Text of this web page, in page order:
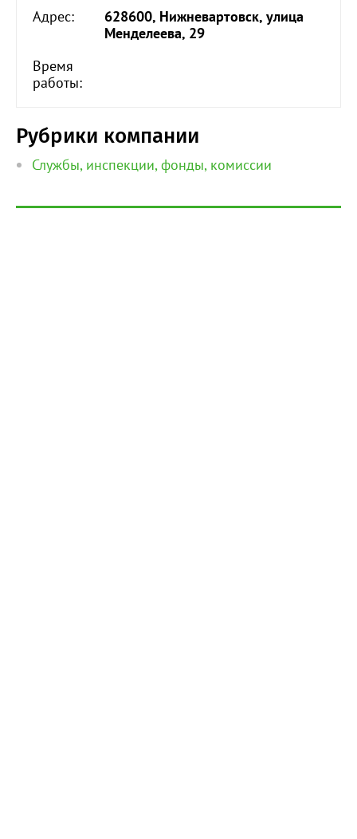
Адрес:
628600, Нижневартовск, улица
Менделеева, 29
Время
работы:
Рубрики компании
Службы, инспекции, фонды, комиссии